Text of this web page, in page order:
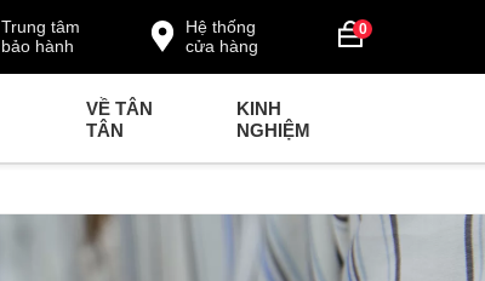
0
Hệ thống
cửa hàng
Trung tâm
bảo hành
VỀ TÂN
TÂN
KINH
NGHIỆM